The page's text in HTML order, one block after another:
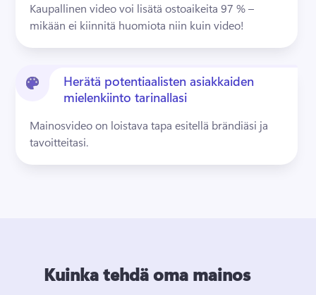
Kaupallinen video voi lisätä ostoaikeita 97 % –
mikään ei kiinnitä huomiota niin kuin video!
Herätä potentiaalisten asiakkaiden
mielenkiinto tarinallasi
Mainosvideo on loistava tapa esitellä brändiäsi ja
tavoitteitasi.
Kuinka tehdä oma mainos